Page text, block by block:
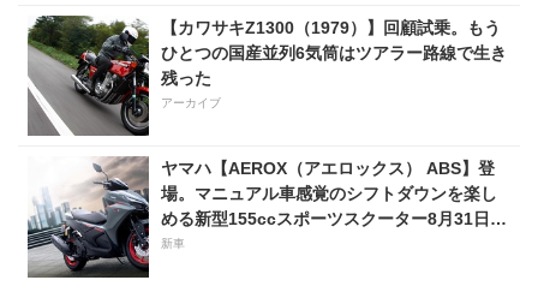
【カワサキZ1300（1979）】回顧試乗。もう
ひとつの国産並列6気筒はツアラー路線で生き
残った
アーカイブ
ヤマハ【AEROX（アエロックス） ABS】登
場。マニュアル車感覚のシフトダウンを楽し
める新型155ccスポーツスクーター8月31日発
売。価格48万1800円
新車